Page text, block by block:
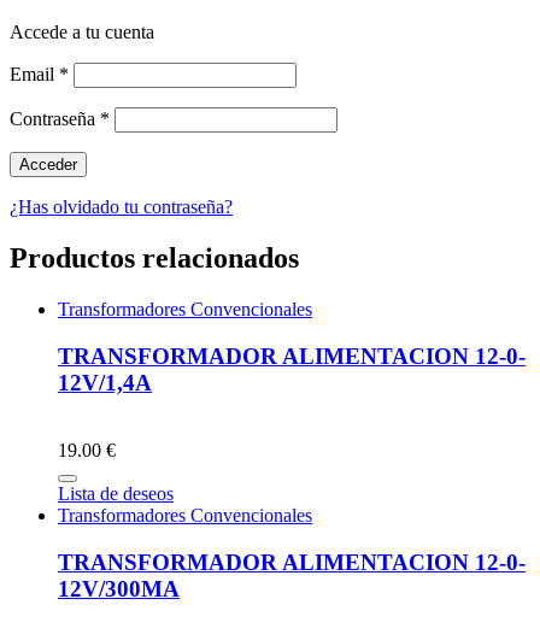
Accede a tu cuenta
Email *
Contraseña *
¿Has olvidado tu contraseña?
Productos relacionados
Transformadores Convencionales
TRANSFORMADOR ALIMENTACION 12-0-
12V/1,4A
19.00 €
Lista de deseos
Transformadores Convencionales
TRANSFORMADOR ALIMENTACION 12-0-
12V/300MA